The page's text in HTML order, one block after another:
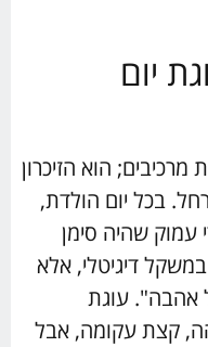
יום
הוא הזיכרון
בכל יום הולדת,
עמוק שהיה סימן
דיגיטלי, אלא
אהבה". עוגת
קצת עקומה, אבל